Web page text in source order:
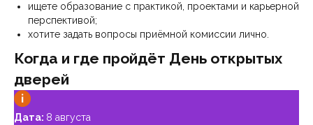
ищете образование с практикой, проектами и карьерной
перспективой;
хотите задать вопросы приёмной комиссии лично.
Когда и где пройдёт День открытых
дверей
Дата: 8 августа